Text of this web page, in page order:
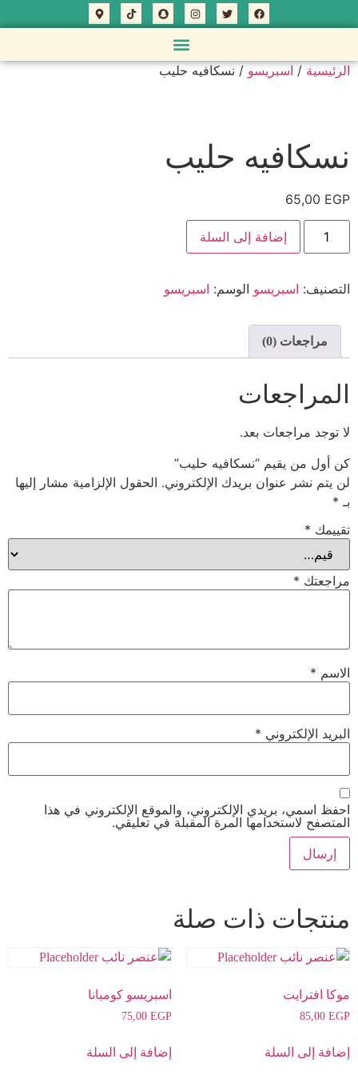
الرئيسية / اسبريسو / نسكافيه حليب
نسكافيه حليب
65,00 EGP
إضافة إلى السلة
التصنيف: اسبريسو الوسم: اسبريسو
مراجعات (0)
المراجعات
لا توجد مراجعات بعد.
كن أول من يقيم “نسكافيه حليب”
لن يتم نشر عنوان بريدك الإلكتروني. الحقول الإلزامية مشار إليها
بـ *
تقييمك *
مراجعتك *
الاسم *
البريد الإلكتروني *
احفظ اسمي، بريدي الإلكتروني، والموقع الإلكتروني في هذا
المتصفح لاستخدامها المرة المقبلة في تعليقي.
منتجات ذات صلة
موكا افترايت
85,00 EGP
إضافة إلى السلة
اسبريسو كومبانا
75,00EGP
إضافة إلى السلة